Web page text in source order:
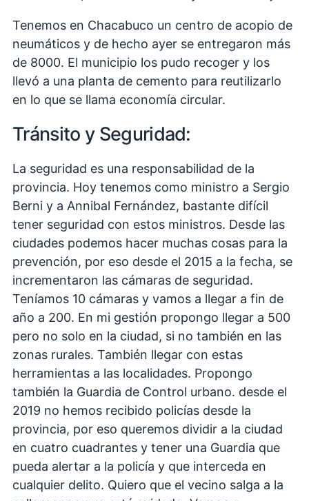
Tenemos en Chacabuco un centro de acopio de
neumáticos y de hecho ayer se entregaron más
de 8000. El municipio los pudo recoger y los
llevó a una planta de cemento para reutilizarlo
en lo que se llama economía circular.
Tránsito y Seguridad:
La seguridad es una responsabilidad de la
provincia. Hoy tenemos como ministro a Sergio
Berni y a Annibal Fernández, bastante difícil
tener seguridad con estos ministros. Desde las
ciudades podemos hacer muchas cosas para la
prevención, por eso desde el 2015 a la fecha, se
incrementaron las cámaras de seguridad.
Teníamos 10 cámaras y vamos a llegar a fin de
año a 200. En mi gestión propongo llegar a 500
pero no solo en la ciudad, si no también en las
zonas rurales. También llegar con estas
herramientas a las localidades. Propongo
también la Guardia de Control urbano. desde el
2019 no hemos recibido policías desde la
provincia, por eso queremos dividir a la ciudad
en cuatro cuadrantes y tener una Guardia que
pueda alertar a la policía y que interceda en
cualquier delito. Quiero que el vecino salga a la